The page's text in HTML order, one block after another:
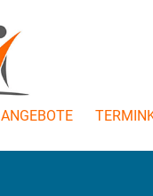
ANGEBOTE